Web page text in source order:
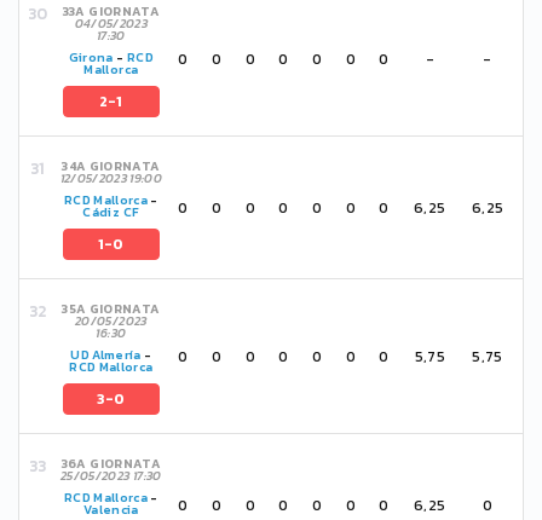
33A GIORNATA
04/05/2023
17:30
Girona - RCD
Mallorca
2-1
0 0 0 0 0 0 0 - -
34A GIORNATA
12/05/2023 19:00
RCD Mallorca -
Cádiz CF
1-0
0 0 0 0 0 0 0 6,25 6,25
35A GIORNATA
20/05/2023
16:30
UD Almería -
RCD Mallorca
3-0
0 0 0 0 0 0 0 5,75 5,75
36A GIORNATA
25/05/2023 17:30
RCD Mallorca -
Valencia 0 0 0 0 0 0 0 6,25 0